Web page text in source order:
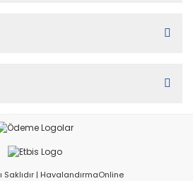
Saklıdır | HavalandırmaOnline